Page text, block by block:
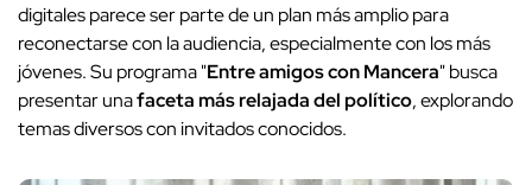
digitales parece ser parte de un plan más amplio para
reconectarse con la audiencia, especialmente con los más
jóvenes. Su programa "Entre amigos con Mancera" busca
presentar unafaceta más relajada del político, explorando
temas diversos con invitados conocidos.